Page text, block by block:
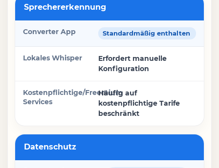
Sprechererkennung
Standardmäßig enthalten
Erfordert manuelle
Konfiguration
Häufig auf
kostenpflichtige Tarife
beschränkt
Datenschutz